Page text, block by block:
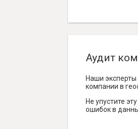
Аудит
Наши эксперты
компании в
Не упустите
ошибок в